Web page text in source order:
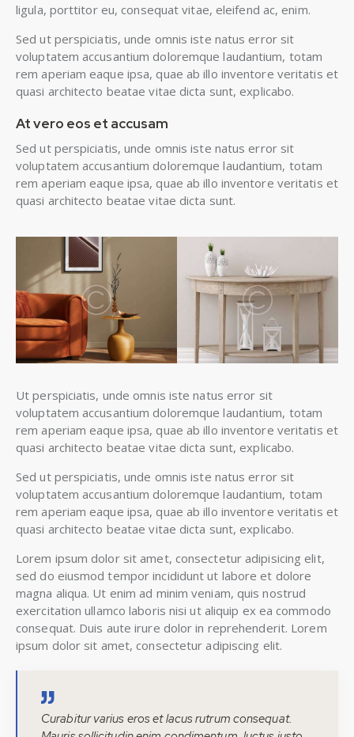
ligula, porttitor eu, consequat vitae, eleifend ac, enim.
Sed ut perspiciatis, unde omnis iste natus error sit
voluptatem accusantium doloremque laudantium, totam
rem aperiam eaque ipsa, quae ab illo inventore veritatis et
quasi architecto beatae vitae dicta sunt, explicabo.
At vero eos et accusam
Sed ut perspiciatis, unde omnis iste natus error sit
voluptatem accusantium doloremque laudantium, totam
rem aperiam eaque ipsa, quae ab illo inventore veritatis et
quasi architecto beatae vitae dicta sunt.
Ut perspiciatis, unde omnis iste natus error sit
voluptatem accusantium doloremque laudantium, totam
rem aperiam eaque ipsa, quae ab illo inventore veritatis et
quasi architecto beatae vitae dicta sunt, explicabo.
Sed ut perspiciatis, unde omnis iste natus error sit
voluptatem accusantium doloremque laudantium, totam
rem aperiam eaque ipsa, quae ab illo inventore veritatis et
quasi architecto beatae vitae dicta sunt, explicabo.
Lorem ipsum dolor sit amet, consectetur adipisicing elit,
sed do eiusmod tempor incididunt ut labore et dolore
magna aliqua. Ut enim ad minim veniam, quis nostrud
exercitation ullamco laboris nisi ut aliquip ex ea commodo
consequat. Duis aute irure dolor in reprehenderit. Lorem
ipsum dolor sit amet, consectetur adipiscing elit.
Curabitur varius eros et lacus rutrum consequat.